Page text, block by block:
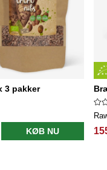
3 pakker
KØB NU